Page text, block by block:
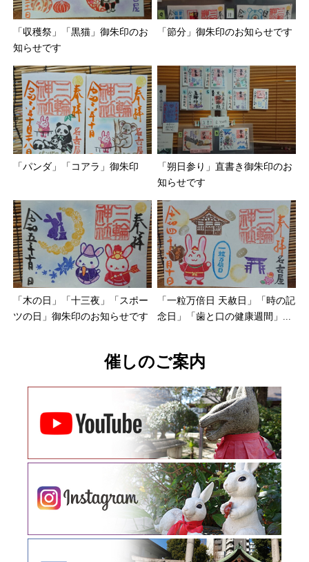
「収穫祭」「黒猫」御朱印のお
知らせです
「節分」御朱印のお知らせです
「パンダ」「コアラ」御朱印
「朔日参り」直書き御朱印のお
知らせです
「木の日」「十三夜」「スポー
ツの日」御朱印のお知らせです
「一粒万倍日 天赦日」「時の記
念日」「歯と口の健康週間」...
催しのご案内